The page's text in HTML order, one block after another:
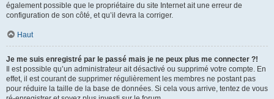
également possible que le propriétaire du site Internet ait une erreur de
configuration de son côté, et qu’il devra la corriger.
Haut
Je me suis enregistré par le passé mais je ne peux plus me connecter ?!
Il est possible qu’un administrateur ait désactivé ou supprimé votre compte. En
effet, il est courant de supprimer régulièrement les membres ne postant pas
pour réduire la taille de la base de données. Si cela vous arrive, tentez de vous